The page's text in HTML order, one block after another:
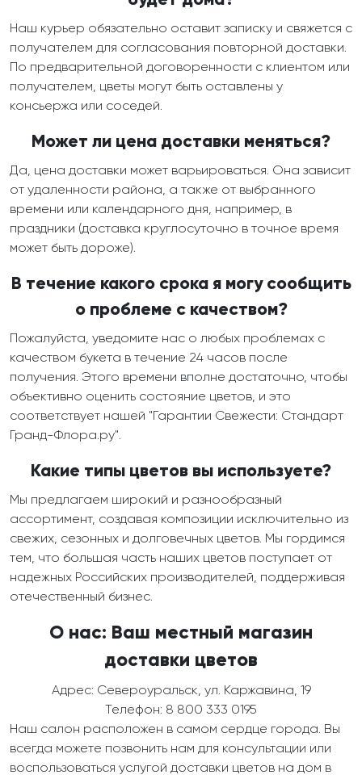
Наш курьер обязательно оставит записку и свяжется с
получателем для согласования повторной доставки.
По предварительной договоренности с клиентом или
получателем, цветы могут быть оставлены у
консьержа или соседей.
Может ли цена доставки меняться?
Да, цена доставки может варьироваться. Она зависит
от удаленности района, а также от выбранного
времени или календарного дня, например, в
праздники (доставка круглосуточно в точное время
может быть дороже).
В течение какого срока я могу сообщить
о проблеме с качеством?
Пожалуйста, уведомите нас о любых проблемах с
качеством букета в течение 24 часов после
получения. Этого времени вполне достаточно, чтобы
объективно оценить состояние цветов, и это
соответствует нашей "Гарантии Свежести: Стандарт
Гранд-Флора.ру".
Какие типы цветов вы используете?
Мы предлагаем широкий и разнообразный
ассортимент, создавая композиции исключительно из
свежих, сезонных и долговечных цветов. Мы гордимся
тем, что большая часть наших цветов поступает от
надежных Российских производителей, поддерживая
отечественный бизнес.
О нас: Ваш местный магазин
доставки цветов
Адрес: Североуральск, ул. Каржавина, 19
Телефон: 8 800 333 0195
Наш салон расположен в самом сердце города. Вы
всегда можете позвонить нам для консультации или
воспользоваться услугой доставки цветов на дом в